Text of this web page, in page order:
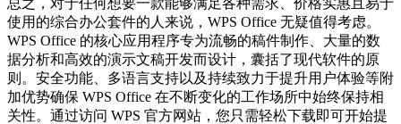
使用的综合办公套件的人来说，WPS Office 无疑值得考虑。
WPS Office 的核心应用程序专为流畅的稿件制作、大量的数
据分析和高效的演示文稿开发而设计，囊括了现代软件的原
则。安全功能、多语言支持以及持续致力于提升用户体验等附
加优势确保 WPS Office 在不断变化的工作场所中始终保持相
关性。通过访问 WPS 官方网站，您只需轻松下载即可开始提